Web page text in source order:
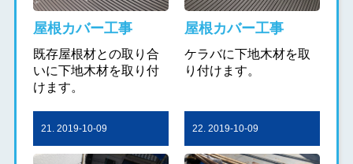
屋根カバー工事
既存屋根材との取り合
いに下地木材を取り付
けます。
屋根カバー工事
ケラバに下地木材を取
り付けます。
21. 2019-10-09 22. 2019-10-09